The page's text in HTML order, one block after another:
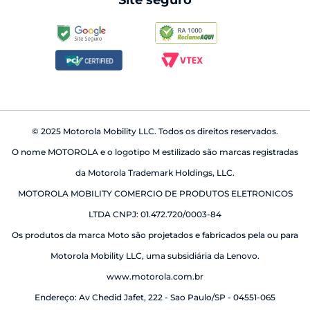
babá eletrônica
© 2025 Motorola Mobility LLC. Todos os direitos reservados.
O nome MOTOROLA e o logotipo M estilizado são marcas registradas
da Motorola Trademark Holdings, LLC.
MOTOROLA MOBILITY COMERCIO DE PRODUTOS ELETRONICOS
LTDA CNPJ: 01.472.720/0003-84
Os produtos da marca Moto são projetados e fabricados pela ou para
Motorola Mobility LLC, uma subsidiária da Lenovo.
www.motorola.com.br
Endereço: Av Chedid Jafet, 222 - Sao Paulo/SP - 04551-065